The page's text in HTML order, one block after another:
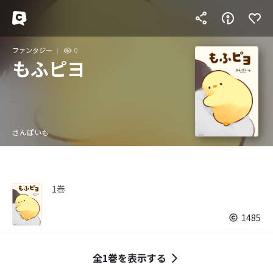
ファンタジー 0
もふピヨ
さんぽいも
1巻
1485
全1巻を表示する